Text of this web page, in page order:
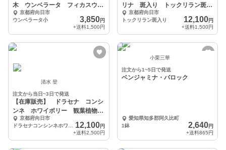
木 ウンベラータ フィカスウン
ベラータ インテリアグ
京都府向日市
ウンベラータ小
3,850円
+送料1,500円
リナ 斑入り トックリラン斑入
り 観葉植物 ドライ
京都府向日市
トックリラン斑入り
12,100円
+送料1,500円
清水 登
注文から当日~3日で発送
【在庫販売】 ドラセナ コンシ
ンネ ホワイボリー 観葉植物
特大 インテリア
京都府向日市
12,100円
+送料2,500円
小栗三華
注文から1~5日で発送
ベンジャミナ・バロック
愛知県知多郡阿久比町
1鉢
2,640円
+送料865円